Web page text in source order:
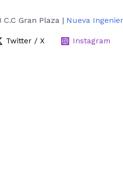
Gran Plaza | Nueva
Twitter / X Instagram